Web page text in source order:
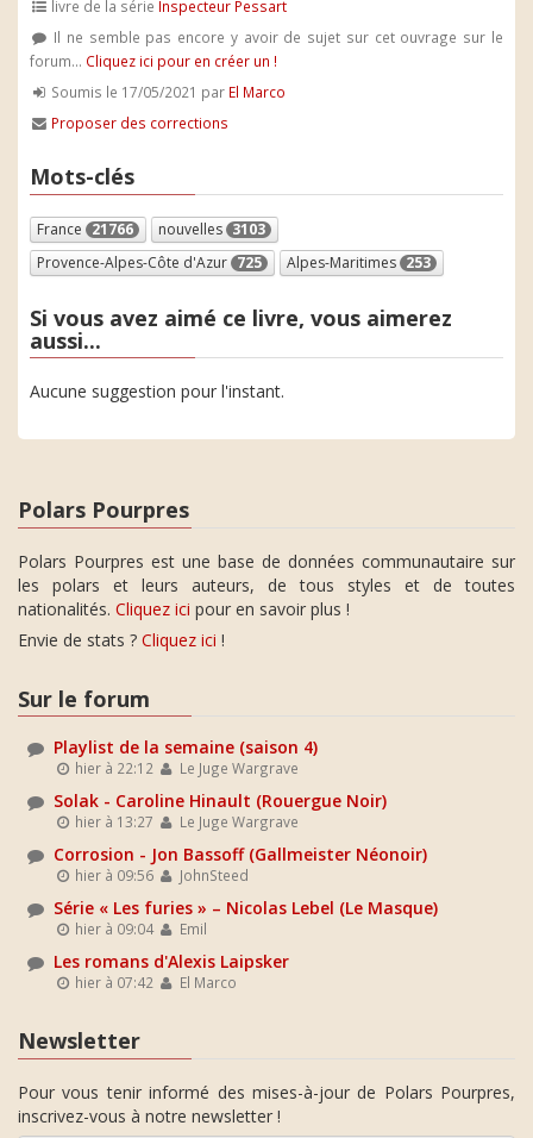
livre de la série Inspecteur Pessart
Il ne semble pas encore y avoir de sujet sur cet ouvrage sur le
forum... Cliquez ici pour en créer un !
Soumis le 17/05/2021 par El Marco
Proposer des corrections
Mots-clés
France 21766 nouvelles 3103
Provence-Alpes-Côte d'Azur 725 Alpes-Maritimes 253
Si vous avez aimé ce livre, vous aimerez
aussi...
Aucune suggestion pour l'instant.
Polars Pourpres
Polars Pourpres est une base de données communautaire sur
les polars et leurs auteurs, de tous styles et de toutes
nationalités. Cliquez ici pour en savoir plus !
Envie de stats ? Cliquez ici !
Sur le forum
Playlist de la semaine (saison 4)
hier à 22:12 Le Juge Wargrave
Solak - Caroline Hinault (Rouergue Noir)
hier à 13:27 Le Juge Wargrave
Corrosion - Jon Bassoff (Gallmeister Néonoir)
hier à 09:56 JohnSteed
Série « Les furies » – Nicolas Lebel (Le Masque)
hier à 09:04 Emil
Les romans d'Alexis Laipsker
hier à 07:42 El Marco
Newsletter
Pour vous tenir informé des mises-à-jour de Polars Pourpres,
inscrivez-vous à notre newsletter !